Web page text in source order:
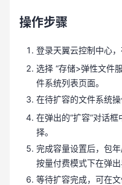
操作步骤
登录天翼云控制中心
选择 “存储>弹性文件
件系统列表页面。
在待扩容的文件系统操
在弹出的“扩容”对话
择。
完成容量设置后，包年
按量付费模式下在弹出
等待扩容完成，可在